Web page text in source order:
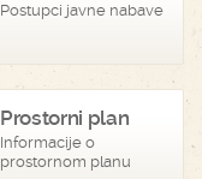
Postupci javne nabave
Prostorni plan
Informacije o
prostornom planu